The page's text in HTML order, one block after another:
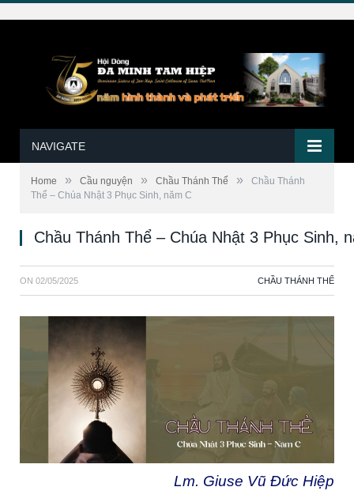
NAVIGATE
Home » Cầu nguyện » Chầu Thánh Thể »
Chầu Thánh
Thể – Chúa Nhật 3 Phục Sinh, năm C
Chầu Thánh Thể – Chúa Nhật 3 Phục Sinh,
ON 02/05/2025 CHẦU THÁNH THỂ
Lm. Giuse Vũ Đức Hiệp